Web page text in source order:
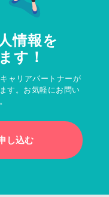
情報を
す！
ャリアパートナーが
す。お気軽にお問い
し込む